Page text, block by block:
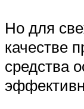
Но для
качестве
средства